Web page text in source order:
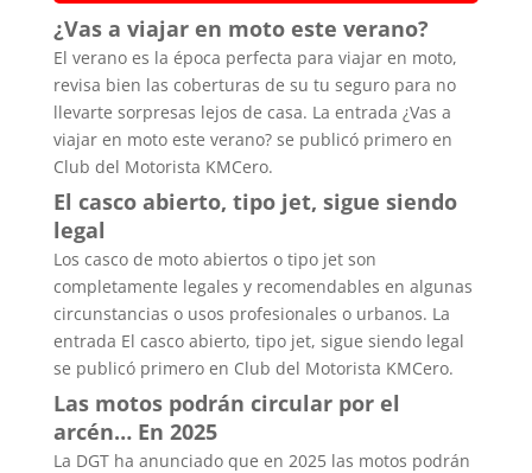
¿Vas a viajar en moto este verano?
El verano es la época perfecta para viajar en moto,
revisa bien las coberturas de su tu seguro para no
llevarte sorpresas lejos de casa. La entrada ¿Vas a
viajar en moto este verano? se publicó primero en
Club del Motorista KMCero.
El casco abierto, tipo jet, sigue siendo
legal
Los casco de moto abiertos o tipo jet son
completamente legales y recomendables en algunas
circunstancias o usos profesionales o urbanos. La
entrada El casco abierto, tipo jet, sigue siendo legal
se publicó primero en Club del Motorista KMCero.
Las motos podrán circular por el
arcén… En 2025
La DGT ha anunciado que en 2025 las motos podrán